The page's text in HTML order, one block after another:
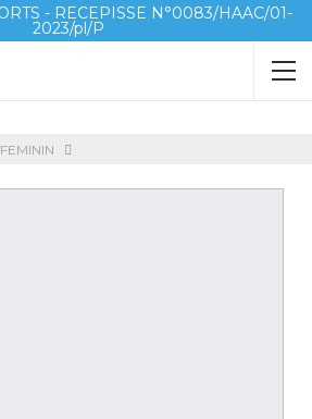
- RECEPISSE N°0083/HAAC/01-
2023/pl/P